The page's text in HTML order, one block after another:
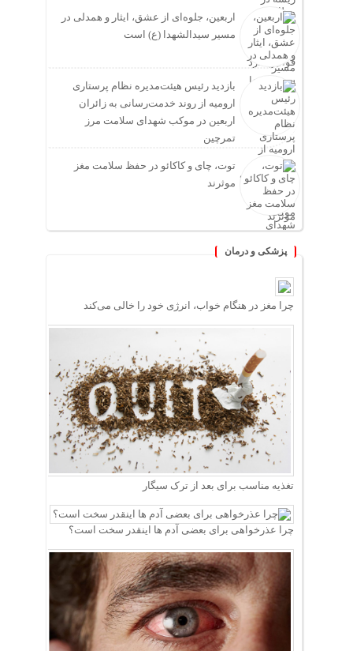
اربعین، جلوه‌ای از عشق، ایثار و همدلی در
مسیر سیدالشهدا (ع) است
بازدید رئیس هیئت‌مدیره نظام پرستاری
ارومیه از روند خدمت‌رسانی به زائران
اربعین در موکب شهدای سلامت مرز
تمرچین
توت، چای و کاکائو در حفظ سلامت مغز
موثرند
پزشکی و درمان
چرا مغز در هنگام خواب، انرژی خود را خالی می‌کند
تغذیه مناسب برای بعد از ترک سیگار
چرا عذرخواهی برای بعضی آدم ها اینقدر سخت است؟